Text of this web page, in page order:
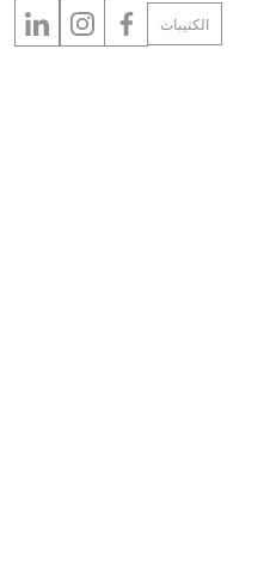
الكتيبات